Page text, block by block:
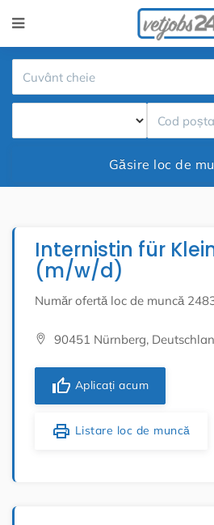
Găsire loc de
Internistin für
(m/w/d)
Număr ofertă loc de muncă
90451 Nürnberg,
thumb_up Aplicați acum
print Listare loc de muncă